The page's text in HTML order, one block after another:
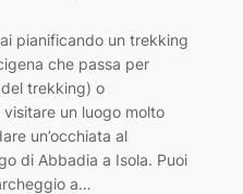
pianificando un trekking
che passa per
trekking) o
un luogo molto
un’occhiata al
di Abbadia a Isola. Puoi
a…